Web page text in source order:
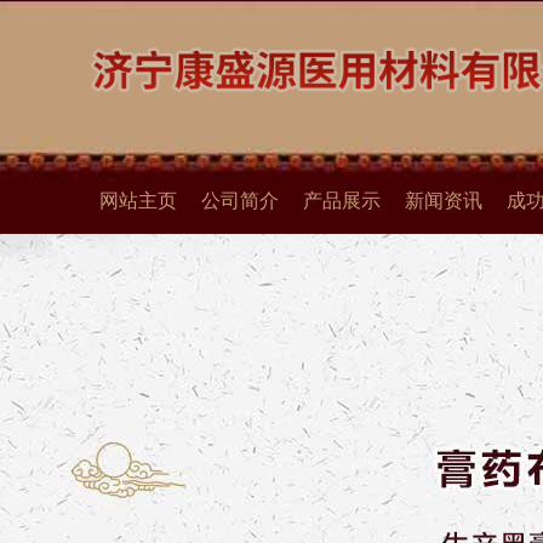
网站主页 公司简介 产品展示 新闻资讯 成